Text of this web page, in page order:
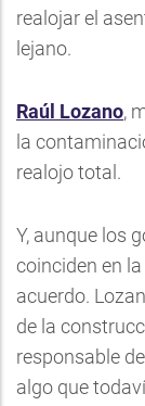
realojar el
lejano.
Raúl Lozano,
la
realojo total.
Y, aunque los
coinciden en
acuerdo.
de la
responsable
algo que